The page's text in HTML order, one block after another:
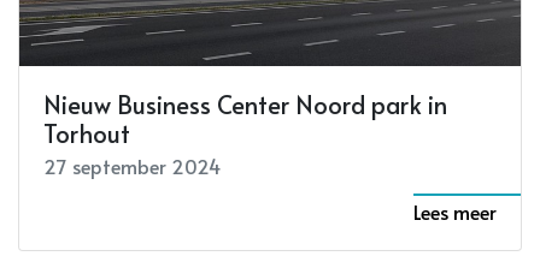
Nieuw Business Center Noord park in
Torhout
27 september 2024
Lees meer